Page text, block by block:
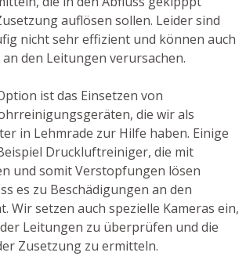
auflösen sollen. Leider sind
nicht sehr effizient und können auch
den Leitungen verursachen.
ist das Einsetzen von
die wir als
in Lehmrade zur Hilfe haben. Einige
Druckluftreiniger, die mit
und somit Verstopfungen lösen
es zu Beschädigungen an den
Wir setzen auch spezielle Kameras ein,
Leitungen zu überprüfen und die
Zusetzung zu ermitteln.